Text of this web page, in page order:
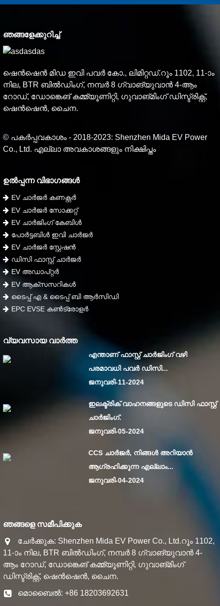
ഞങ്ങളേക്കുറിച്ച്
ഷെൻ‌ഷെൻ മിഡ ഇവി പവർ കോ., ലിമിറ്റഡ്.റൂം 1102, 11-ാം
നില, BTR ബിൽഡിംഗ്, നമ്പർ 8 ഗ്വാങ്‌യുവാൻ 4-ആം
റോഡ്, ഡോങ്കെങ് കമ്മ്യൂണിറ്റി, ഗുവാങ്മിംഗ് ഡിസ്ട്രിക്റ്റ്,
ഷെൻ‌ഷെൻ, ചൈന.
© പകർപ്പവകാശം - 2018-2023: Shenzhen Mida EV Power
Co., Ltd. എല്ലാ അവകാശങ്ങളും നിക്ഷിപ്തം
ഉൽപ്പന്ന വിഭാഗങ്ങൾ
EV ചാർജർ കണക്റ്റർ
EV ചാർജർ സോക്കറ്റ്
EV ചാർജിംഗ് കേബിൾ
പോർട്ടബിൾ ഇവി ചാർജർ
EV ചാർജർ സ്റ്റേഷൻ
ഡിസി ഫാസ്റ്റ് ചാർജർ
EV അഡാപ്റ്റർ
EV ആക്സസറികൾ
ടൈപ്പ് എ & ടൈപ്പ് ബി ആർസിഡി
EPC EVSE കൺട്രോളർ
വ്യവസായ വാർത്ത
എന്താണ് ഫാസ്റ്റ് ചാർജിംഗ് വഴി
പരമാവധി പവർ ഡിസി...
ജനുവരി-11-2024
ഇലക്ട്രിക് വാഹനങ്ങളുടെ ഡിസി ഫാസ്റ്റ്
ചാർജിംഗ്.
ജനുവരി-05-2024
CCS ചാർജർ, നിങ്ങൾ അറിയാൻ
ആഗ്രഹിക്കുന്ന എല്ലാം...
ജനുവരി-04-2024
ഞങ്ങളെ സമീപിക്കുക
ചേർക്കുക: Shenzhen Mida EV Power Co., Ltd.റൂം 1102,
11-ാം നില, BTR ബിൽഡിംഗ്, നമ്പർ 8 ഗ്വാങ്‌യുവാൻ 4-
ആം റോഡ്, ഡോങ്കെങ് കമ്മ്യൂണിറ്റി, ഗുവാങ്മിംഗ്
ഡിസ്ട്രിക്റ്റ്, ഷെൻ‌ഷെൻ, ചൈന.
മൊബൈൽ: +86 18203692631